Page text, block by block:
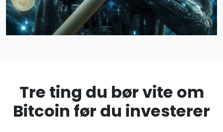
Tre ting du bør vite om
Bitcoin før du investerer